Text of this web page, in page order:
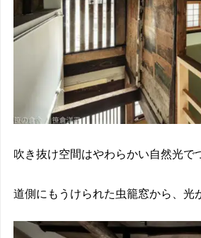
吹き抜け空間はやわらかい自然光で
道側にもうけられた虫籠窓から、光